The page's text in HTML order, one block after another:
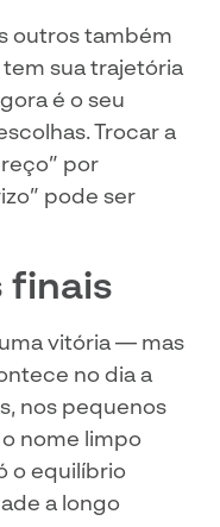
outros também
sua trajetória
é o seu
Trocar a
por
pode ser
finais
vitória — mas
no dia a
nos pequenos
nome limpo
o equilíbrio
a longo